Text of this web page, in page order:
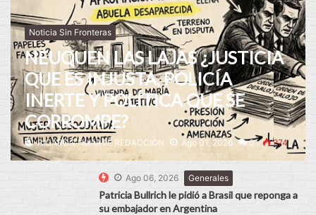
Noticia Sin Fronteras
NEUQUEN LAS LAJAS ¿JUSTICIA
QUE ES INJUSTA, POLICÍA
INERTE Y POLÍTICA QUE SE
CORROMPE?
RICARDO HUARTE REDACCION Ago 01, 2026 0 274
Ago 06, 2026 Generales
Patricia Bullrich le pidió a Brasil que reponga a
su embajador en Argentina